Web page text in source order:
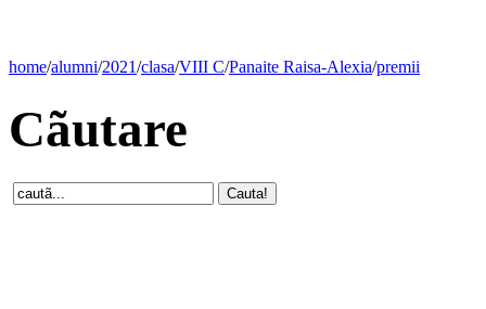
home/alumni/2021/clasa/VIII C/Panaite Raisa-Alexia/premii
Cãutare